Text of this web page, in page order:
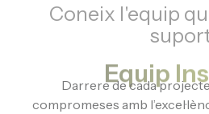
Coneix l'equip
Equip
Darrere de cada
compromeses amb